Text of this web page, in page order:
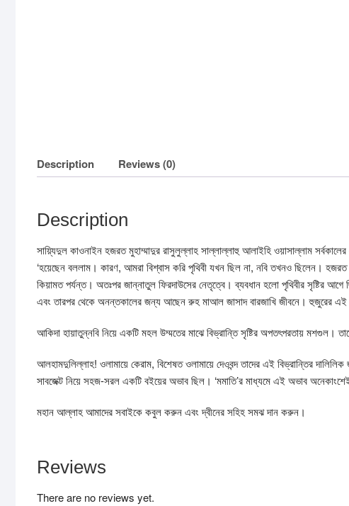
Description Reviews (0)
Description
সায়্যিদুল কাওনাইন হজরত মুহাম্মাদুর রাসুলুল্লাহ সাল্লাল্লাহু আলাইহি ওয়াসাল্লাম
‘হয়েছেন বললাম। কারণ, আমরা বিশ্বাস করি পৃথিবী যখন ছিল না, নবি তখনও ছিলেন।
কিয়ামত পর্যন্ত। অতঃপর জান্নাতুল ফিরদাউসের নেতৃত্বে। ব্যবধান হলো পৃথিবীর সৃষ্টির
এবং তারপর থেকে অনন্তকালের জন্য আছেন রুহ মাআল জাসাদ বারজাখি জীবনে। হুজুরের এই
আকিদা হায়াতুন্নবি নিয়ে একটি মহল উম্মতের মাঝে বিভ্রান্তি সৃষ্টির অপতৎপরতায় মশগুল।
আলহামদুলিল্লাহ! ওলামায়ে কেরাম, বিশেষত ওলামায়ে দেওবন্দ তাদের এই বিভ্রান্তির
সাবজেক্ট নিয়ে সহজ-সরল একটি বইয়ের অভাব ছিল। ‘মমাতি’র মাধ্যমে এই অভাব
মহান আল্লাহ আমাদের সবাইকে কবুল করুন এবং দ্বীনের সহিহ সমঝ দান করুন।
Reviews
There are no reviews yet.